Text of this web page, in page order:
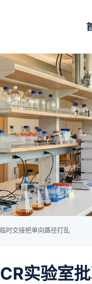
时交接把单向路径打乱
实验室